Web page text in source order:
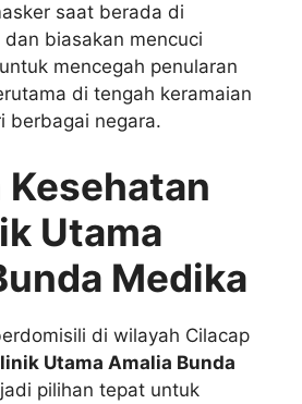
saat berada di
dan biasakan mencuci
mencegah penularan
di tengah keramaian
berbagai negara.
Kesehatan
Utama
Medika
di wilayah Cilacap
Utama Amalia Bunda
pilihan tepat untuk